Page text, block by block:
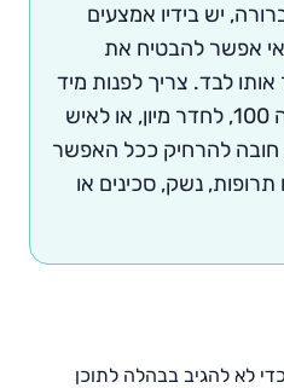
יש בידיו אמצעים
אפשר להבטיח את
לבד. צריך לפנות מיד
למד״א 101, למשטרה 100, לחדר מיון, או לאיש
חובה להרחיק ככל האפשר
נשק, סכינים או
לא להגיב בבהלה לתוכן